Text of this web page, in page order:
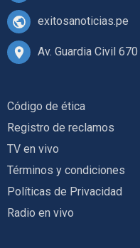
exitosanoticias.pe
Av. Guardia Civil
Código de ética
Registro de reclamos
TV en vivo
Términos y condiciones
Políticas de Privacidad
Radio en vivo